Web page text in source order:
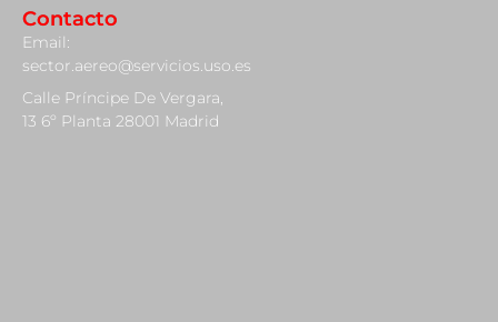
Contacto
Email:
sector.aereo@servicios.uso.es
Calle Príncipe De Vergara,
13 6º Planta 28001 Madrid